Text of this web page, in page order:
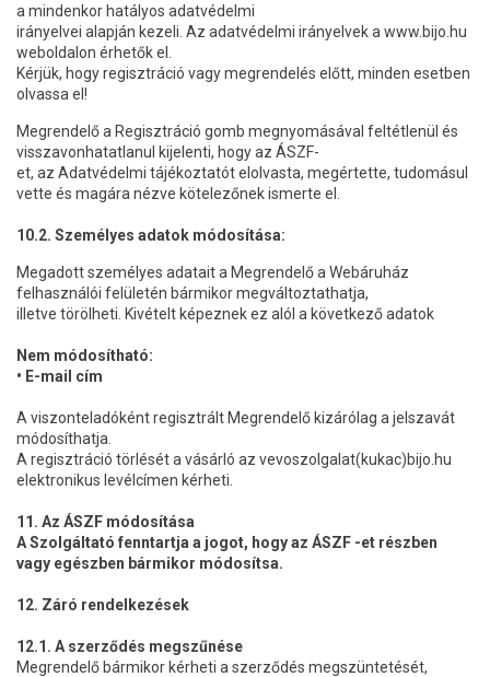
a mindenkor hatályos adatvédelmi
irányelvei alapján kezeli. Az adatvédelmi irányelvek a www.bijo.hu
weboldalon érhetők el.
Kérjük, hogy regisztráció vagy megrendelés előtt, minden esetben
olvassa el!
Megrendelő a Regisztráció gomb megnyomásával feltétlenül és
visszavonhatatlanul kijelenti, hogy az ÁSZF-
et, az Adatvédelmi tájékoztatót elolvasta, megértette, tudomásul
vette és magára nézve kötelezőnek ismerte el.
10.2. Személyes adatok módosítása:
Megadott személyes adatait a Megrendelő a Webáruház
felhasználói felületén bármikor megváltoztathatja,
illetve törölheti. Kivételt képeznek ez alól a következő adatok
Nem módosítható:
• E-mail cím
A viszonteladóként regisztrált Megrendelő kizárólag a jelszavát
módosíthatja.
A regisztráció törlését a vásárló az vevoszolgalat(kukac)bijo.hu
elektronikus levélcímen kérheti.
11. Az ÁSZF módosítása
A Szolgáltató fenntartja a jogot, hogy az ÁSZF -et részben
vagy egészben bármikor módosítsa.
12. Záró rendelkezések
12.1. A szerződés megszűnése
Megrendelő bármikor kérheti a szerződés megszüntetését,